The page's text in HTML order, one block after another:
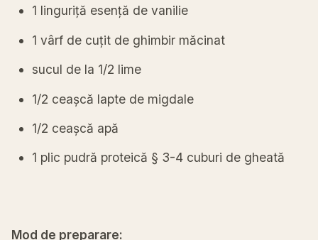
1 linguriță esență de vanilie
1 vârfde cuțitde ghimbir măcinat
sucul de la 1/2 lime
1/2 ceașcă lapte de migdale
1/2 ceașcă apă
1 plic pudră proteică § 3-4 cuburi de gheată
Mod de preparare: